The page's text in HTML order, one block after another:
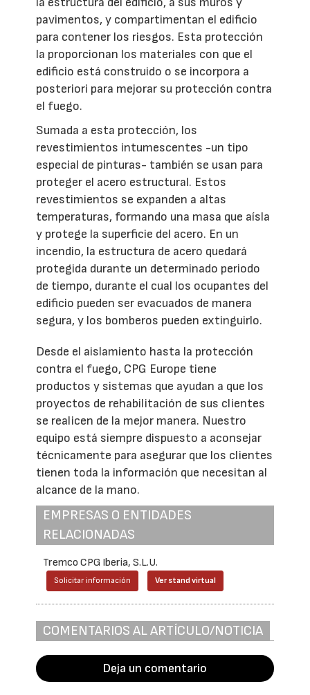
pavimentos, y compartimentan el edificio
para contener los riesgos. Esta protección
la proporcionan los materiales con que el
edificio está construido o se incorpora a
posteriori para mejorar su protección contra
el fuego.
Sumada a esta protección, los
revestimientos intumescentes -un tipo
especial de pinturas- también se usan para
proteger el acero estructural. Estos
revestimientos se expanden a altas
temperaturas, formando una masa que aísla
y protege la superficie del acero. En un
incendio, la estructura de acero quedará
protegida durante un determinado periodo
de tiempo, durante el cual los ocupantes del
edificio pueden ser evacuados de manera
segura, y los bomberos pueden extinguirlo.
Desde el aislamiento hasta la protección
contra el fuego, CPG Europe tiene
productos y sistemas que ayudan a que los
proyectos de rehabilitación de sus clientes
se realicen de la mejor manera. Nuestro
equipo está siempre dispuesto a aconsejar
técnicamente para asegurar que los clientes
tienen toda la información que necesitan al
alcance de la mano.
EMPRESAS O ENTIDADES
RELACIONADAS
Tremco CPG Iberia, S.L.U.
Solicitar información Ver stand virtual
COMENTARIOS AL ARTÍCULO/NOTICIA
Deja un comentario